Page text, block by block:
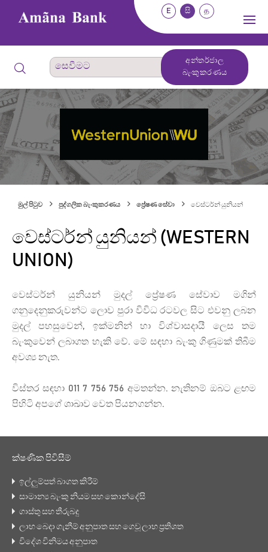
E සි த
අන්තර්ජාල
බැංකුකරණය
මුල් පිටුව පුද්ගලික බැංකුකරණය ප්‍රේෂණ සේවා වෙස්ටර්න් යුනියන්
වෙස්ටර්න් යුනියන් (WESTERN
UNION)
වෙස්ටර්න් යුනියන් මුදල් ප්‍රේෂණ සේවාව මගින්
ගනුදෙනුකරුවන්ට ලොව පුරා විවිධ රටවල සිට එවනු ලබන
මුදල් පහසුවෙන්, ඉක්මනින් හා විශ්වාසදායී ලෙස තම
බැංකුවෙන් ලබාගත හැකි වේ. මේ සඳහා බැංකු ගිණුමක් තිබීම
අවශ්‍ය නැත.
විස්තර සඳහා 011 7 756 756 අමතන්න. නැතිනම් ඔබට ළඟම
පිහිටි අපගේ ශාඛාව වෙත පියනගන්න.
ක්ෂණික පිවිසීම්
ඉල්ලුම්පත් බාගත කිරීම්
සාමාන්‍ය බැංකු නියම සහ කොන්දේසි
ගාස්තු සහ තීරුබදු
ලාභ බෙදා ගැනීම් අනුපාත සහ ගෙවූ ලාභ ප්‍රතිශත
විදේශ විනිමය අනුපාත